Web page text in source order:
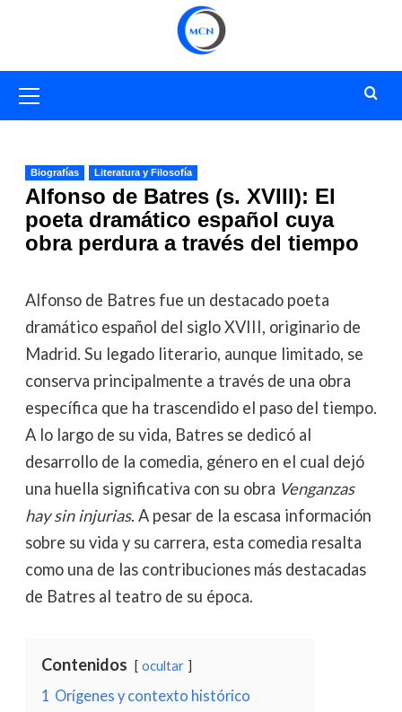
primario
Biografías Literatura y Filosofía
Alfonso de Batres (s. XVIII): El
poeta dramático español cuya
obra perdura a través del tiempo
Alfonso de Batres fue un destacado poeta
dramático español del siglo XVIII, originario de
Madrid. Su legado literario, aunque limitado, se
conserva principalmente a través de una obra
específica que ha trascendido el paso del tiempo.
A lo largo de su vida, Batres se dedicó al
desarrollo de la comedia, género en el cual dejó
una huella significativa con su obra Venganzas
hay sin injurias. A pesar de la escasa información
sobre su vida y su carrera, esta comedia resalta
como una de las contribuciones más destacadas
de Batres al teatro de su época.
Contenidos ocultar
1 Orígenes y contexto histórico